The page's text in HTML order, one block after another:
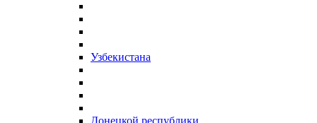
Узбекистана
Донецкой республики